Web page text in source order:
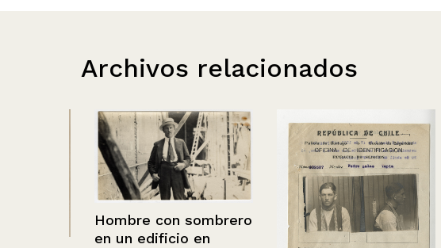
Archivos relacionados
Hombre con sombrero
en un edificio en